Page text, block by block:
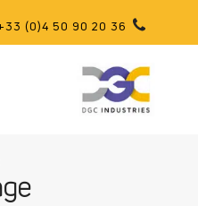
(0)4 50 90 20 36